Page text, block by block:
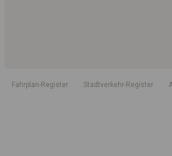
Fahrplan-Register Stadtverkehr-Register